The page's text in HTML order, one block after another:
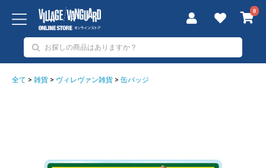
0
全て > 雑貨 > ヴィレヴァン雑貨 > 缶バッジ